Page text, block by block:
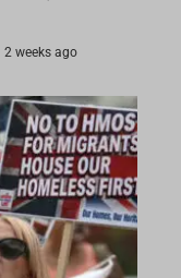
2 weeks ago